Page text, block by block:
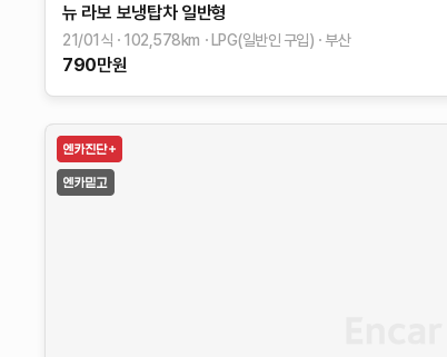
뉴 라보 보냉탑차 일반형
21/01식 102,578km LPG(일반인 구입) 부산
790만원